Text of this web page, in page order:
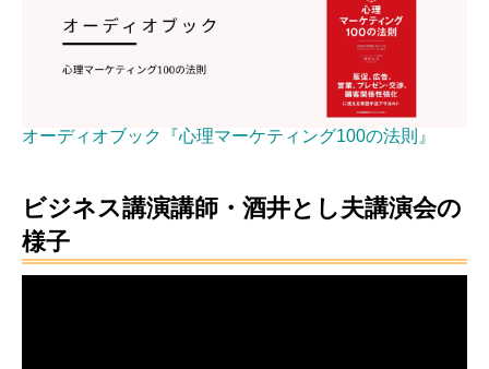
オーディオブック『心理マーケティング100の法則』
ビジネス講演講師・酒井とし夫講演会の
様子